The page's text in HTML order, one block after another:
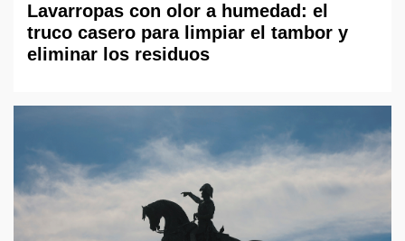
Lavarropas con olor a humedad: el
truco casero para limpiar el tambor y
eliminar los residuos